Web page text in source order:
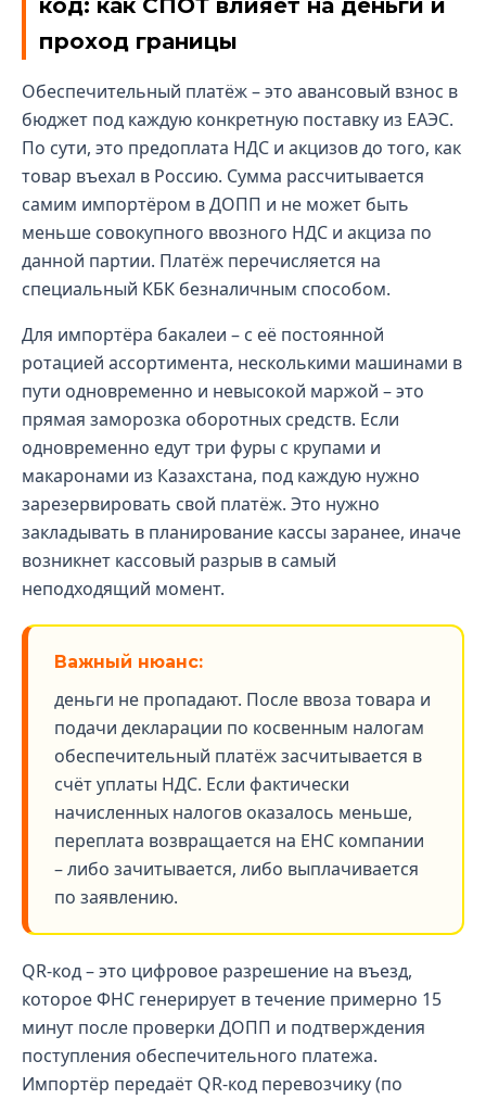
код: как СПОТ влияет на деньги и
проход границы
Обеспечительный платёж – это авансовый взнос в
бюджет под каждую конкретную поставку из ЕАЭС.
По сути, это предоплата НДС и акцизов до того, как
товар въехал в Россию. Сумма рассчитывается
самим импортёром в ДОПП и не может быть
меньше совокупного ввозного НДС и акциза по
данной партии. Платёж перечисляется на
специальный КБК безналичным способом.
Для импортёра бакалеи – с её постоянной
ротацией ассортимента, несколькими машинами в
пути одновременно и невысокой маржой – это
прямая заморозка оборотных средств. Если
одновременно едут три фуры с крупами и
макаронами из Казахстана, под каждую нужно
зарезервировать свой платёж. Это нужно
закладывать в планирование кассы заранее, иначе
возникнет кассовый разрыв в самый
неподходящий момент.
Важный нюанс:
деньги не пропадают. После ввоза товара и
подачи декларации по косвенным налогам
обеспечительный платёж засчитывается в
счёт уплаты НДС. Если фактически
начисленных налогов оказалось меньше,
переплата возвращается на ЕНС компании
– либо зачитывается, либо выплачивается
по заявлению.
QR-код – это цифровое разрешение на въезд,
которое ФНС генерирует в течение примерно 15
минут после проверки ДОПП и подтверждения
поступления обеспечительного платежа.
Импортёр передаёт QR-код перевозчику (по